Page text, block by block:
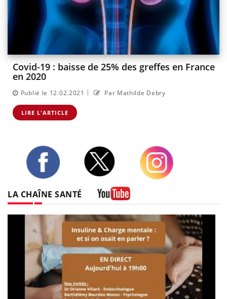
Covid-19 : baisse de 25% des greffes en France
en 2020
Publié le 12.02.2021 | Par Mathilde Debry
LIRE L'ARTICLE
LA CHAÎNE SANTÉ